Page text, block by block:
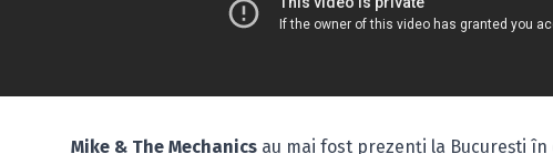
Mike & The Mechanics au mai fost prezenţi la Bucureşti în